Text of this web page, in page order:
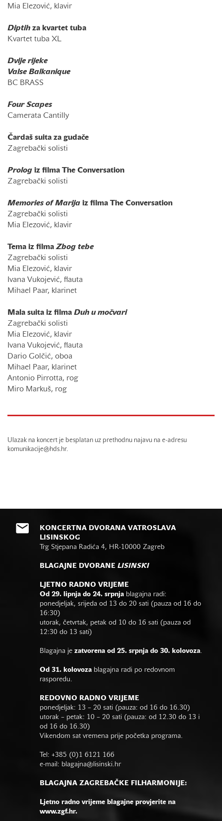
Mia Elezović, klavir
Diptih za kvartet tuba
Kvartet tuba XL
Dvije rijeke
Valse Balkanique
BC BRASS
Four Scapes
Camerata Cantilly
Čardaš suita za gudače
Zagrebački solisti
Prolog iz filma The Conversation
Zagrebački solisti
Memories of Marija iz filma
The Conversation
Zagrebački solisti
Mia Elezović, klavir
Tema iz filma Zbog tebe
Zagrebački solisti
Mia Elezović, klavir
Ivana Vukojević, flauta
Mihael Paar, klarinet
Mala suita iz filma Duh u močvari
Zagrebački solisti
Mia Elezović, klavir
Ivana Vukojević, flauta
Dario Golčić, oboa
Mihael Paar, klarinet
Antonio Pirrotta, rog
Miro Markuš, rog
Ulazak na koncert je besplatan uz prethodnu najavu na e-adresu
komunikacije@hds.hr.
KONCERTNA DVORANA VATROSLAVA
LISINSKOG
Trg Stjepana Radića 4, HR-10000 Zagreb
BLAGAJNE DVORANE LISINSKI
LJETNO RADNO VRIJEME
Od 29. lipnja do 24. srpnja blagajna radi:
ponedjeljak, srijeda od 13 do 20 sati (pauza od 16 do
16:30)
utorak, četvrtak, petak od 10 do 16 sati (pauza od
12:30 do 13 sati)
Blagajna je zatvorena od 25. srpnja do 30. kolovoza.
Od 31. kolovoza blagajna radi po redovnom
rasporedu.
REDOVNO RADNO VRIJEME
ponedjeljak: 13 – 20 sati (pauza: od 16 do 16.30)
utorak – petak: 10 – 20 sati (pauza: od 12.30 do 13 i
od 16 do 16.30)
Vikendom sat vremena prije početka programa.
Tel: +385 (0)1 6121 166
e-mail: blagajna@lisinski.hr
BLAGAJNA ZAGREBAČKE FILHARMONIJE:
Ljetno radno vrijeme blagajne provjerite na
www.zgf.hr.